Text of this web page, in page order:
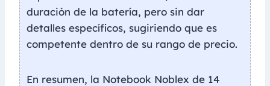
duración de la batería, pero sin dar
detalles específicos, sugiriendo que es
competente dentro de su rango de precio.
En resumen, la Notebook Noblex de 14